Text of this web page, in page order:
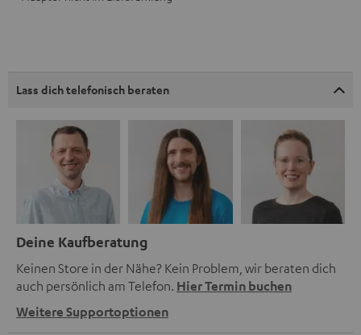
Lass dich telefonisch beraten
Deine Kaufberatung
Keinen Store in der Nähe? Kein Problem, wir beraten dich
auch persönlich am Telefon. Hier Termin buchen
Weitere Supportoptionen